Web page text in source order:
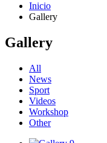
Inicio
Gallery
Gallery
All
News
Sport
Videos
Workshop
Other